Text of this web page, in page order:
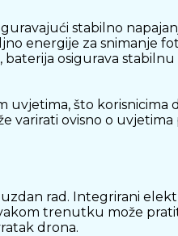
stabilno
energije za snimanje
osigurava
što korisnicima
varirati ovisno o
rad. Integrirani
trenutku može
drona.